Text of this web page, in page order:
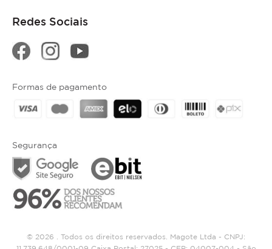
Redes Sociais
Segurança
Formas de pagamento
© 2026 . Todos os direitos reservados. Magote Ltda - CNPJ: